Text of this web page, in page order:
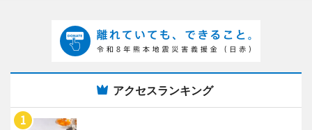
アクセスランキング